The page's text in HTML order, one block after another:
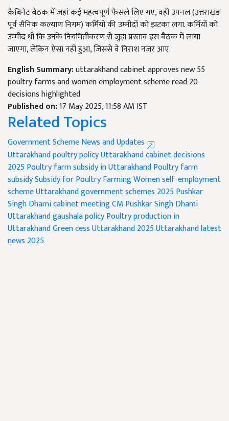
कैबिनेट बैठक में जहां कई महत्वपूर्ण फैसले लिए गए, वहीं उपनल (उत्तराखंड
पूर्व सैनिक कल्याण निगम) कर्मियों की उम्मीदों को झटका लगा. कर्मियों को
उम्मीद थी कि उनके नियमितीकरण से जुड़ा प्रस्ताव इस बैठक में लाया
जाएगा, लेकिन ऐसा नहीं हुआ, जिससे वे निराश नजर आए.
English Summary:uttarakhand cabinet approves new 55
poultry farms and women employment scheme read 20
decisions highlighted
Published on:17 May 2025, 11:58 AM IST
Related Topics
Government Scheme News and Updates
Uttarakhand poultry policyUttarakhand cabinet decisions
2025Poultry farm subsidy in UttarakhandPoultry farm
subsidySubsidy for Poultry FarmingWomen self-employment
schemeUttarakhand government schemes 2025Pushkar
Singh Dhami cabinet meetingCM Pushkar Singh Dhami
Uttarakhand gaushala policyPoultry production in
UttarakhandGreen cess Uttarakhand 2025Uttarakhand latest
news 2025